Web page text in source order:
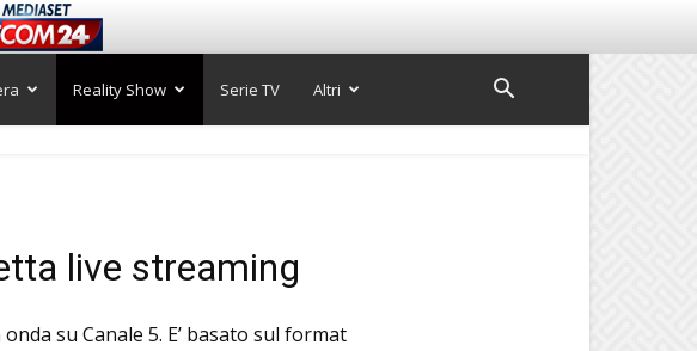
Reality Show Serie TV Altri
live streaming
su Canale 5. E’ basato sul format